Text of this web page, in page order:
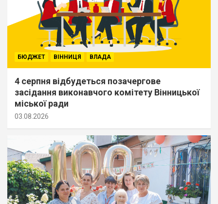
БЮДЖЕТ ВІННИЦЯ ВЛАДА
4 серпня відбудеться позачергове
засідання виконавчого комітету Вінницької
міської ради
03.08.2026